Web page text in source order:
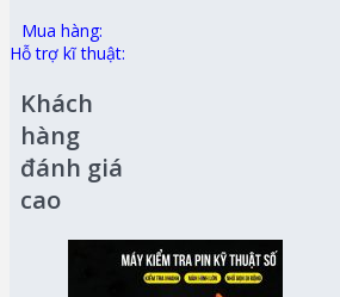
Mua hàng:
Hỗ trợ kĩ thuật:
Khách
hàng
đánh giá
cao